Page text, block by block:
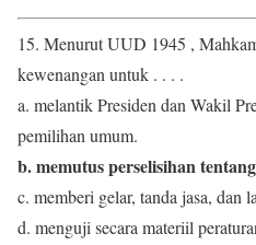
15. Menurut UUD 1945 ,
kewenangan untuk . . . .
a. melantik Presiden dan Wakil
pemilihan umum.
b. memutus perselisihan
c. memberi gelar, tanda jasa, dan
d. menguji secara materiil